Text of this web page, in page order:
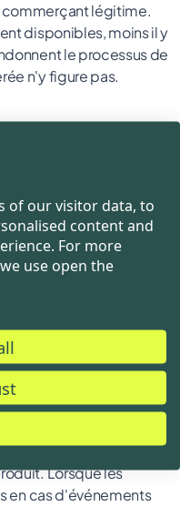
commerçant légitime.
disponibles, moins il y
le processus de
n'y figure pas.
des données
Des politiques de
et le respect de la
à une entreprise
de manière
sécurité
processus commercial
et est facile à mettre
En quelques
la protection
Lorsque les
en cas d'événements
of our visitor data, to
content and
For more
use open the